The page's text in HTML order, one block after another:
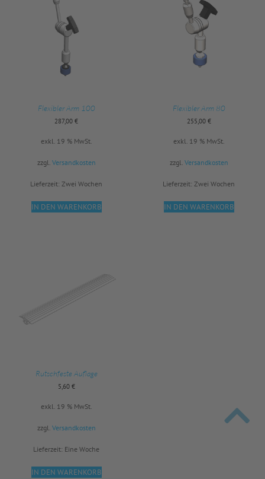
Flexibler Arm 100
287,00 €
exkl. 19 % MwSt.
zzgl. Versandkosten
Lieferzeit: Zwei Wochen
IN DEN WARENKORB
Flexibler Arm 80
255,00 €
exkl. 19 % MwSt.
zzgl. Versandkosten
Lieferzeit: Zwei Wochen
IN DEN WARENKORB
Rutschfeste Auflage
5,60 €
exkl. 19 % MwSt.
zzgl. Versandkosten
Lieferzeit: Eine Woche
IN DEN WARENKORB